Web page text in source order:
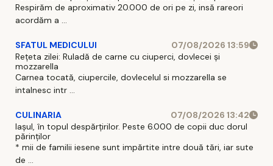
Respirăm de aproximativ 20.000 de ori pe zi, insă rareori
acordăm a ...
SFATUL MEDICULUI
07/08/2026 13:59
Rețeta zilei: Ruladă de carne cu ciuperci, dovlecei și
mozzarella
Carnea tocată, ciupercile, dovlecelul si mozzarella se
intalnesc intr ...
CULINARIA
07/08/2026 13:42
Iașul, în topul despărțirilor. Peste 6.000 de copii duc dorul
părinților
* mii de familii iesene sunt impărtite intre două tări, iar sute
de ...